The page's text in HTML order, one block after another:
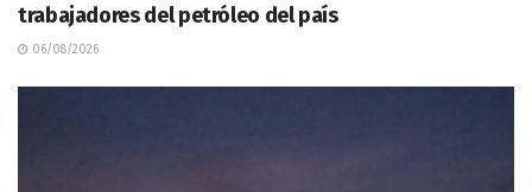
trabajadores del petróleo del país
06/08/2026